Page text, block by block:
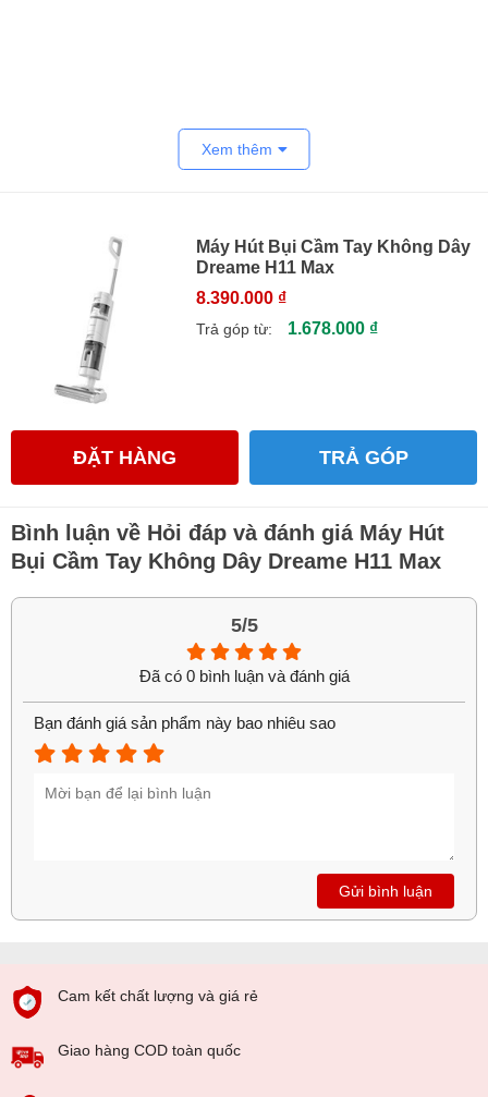
Xem thêm
Máy Hút Bụi Cầm Tay Không Dây
Dreame H11 Max
8.390.000 ₫
Trả góp từ: 1.678.000 ₫
ĐẶT HÀNG TRẢ GÓP
Bình luận về Hỏi đáp và đánh giá Máy Hút
Bụi Cầm Tay Không Dây Dreame H11 Max
5/5
Đã có 0 bình luận và đánh giá
Bạn đánh giá sản phẩm này bao nhiêu sao
Gửi bình luận
Cam kết chất lượng và giá rẻ
Giao hàng COD toàn quốc